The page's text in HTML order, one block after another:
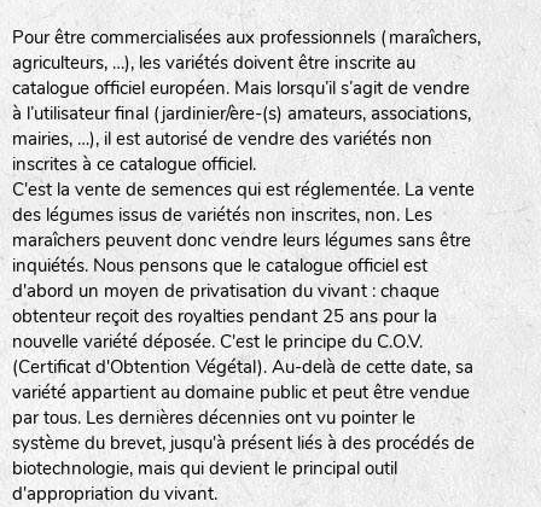
Pour être commercialisées aux professionnels (maraîchers,
agriculteurs, …), les variétés doivent être inscrite au
catalogue officiel européen. Mais lorsqu’il s’agit de vendre
à l’utilisateur final (jardinier/ère-(s) amateurs, associations,
mairies, …), il est autorisé de vendre des variétés non
inscrites à ce catalogue officiel.
C'est la vente de semences qui est réglementée. La vente
des légumes issus de variétés non inscrites, non. Les
maraîchers peuvent donc vendre leurs légumes sans être
inquiétés. Nous pensons que le catalogue officiel est
d'abord un moyen de privatisation du vivant : chaque
obtenteur reçoit des royalties pendant 25 ans pour la
nouvelle variété déposée. C'est le principe du C.O.V.
(Certificat d'Obtention Végétal). Au-delà de cette date, sa
variété appartient au domaine public et peut être vendue
par tous. Les dernières décennies ont vu pointer le
système du brevet, jusqu'à présent liés à des procédés de
biotechnologie, mais qui devient le principal outil
d'appropriation du vivant.